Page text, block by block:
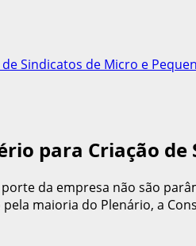
Sindicatos de Micro e
para Criação
da empresa não são
maioria do Plenário, a